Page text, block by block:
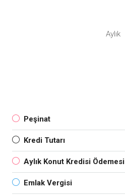
Aylık
Peşinat
Kredi Tutarı
Aylık Konut Kredisi Ödemesi
Emlak Vergisi